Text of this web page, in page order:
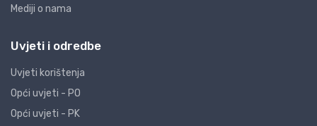
Mediji o nama
Uvjeti i odredbe
Uvjeti korištenja
Opći uvjeti - PO
Opći uvjeti - PK